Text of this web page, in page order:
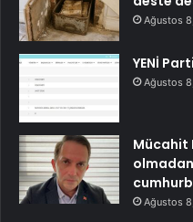
Ağustos
YENİ
Ağustos
Mücahit
Ağustos